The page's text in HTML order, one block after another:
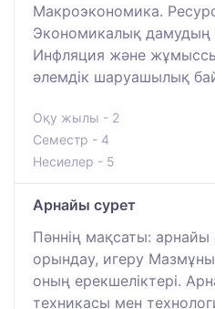
Макроэкономика.
Экономикалық дамудың
Инфляция және
әлемдік шаруашылық
Оқу жылы - 2
Семестр - 4
Несиелер - 5
Арнайы сурет
Пәннің мақсаты: арнайы
орындау, игеру
оның ерекшеліктері.
техникасы мен